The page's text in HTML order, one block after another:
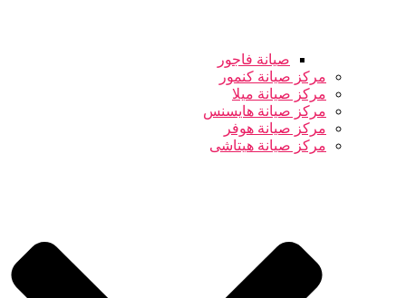
صيانة فاجور
مركز صيانة كنمور
مركز صيانة ميلا
مركز صيانة هايسنس
مركز صيانة هوفر
مركز صيانة هيتاشى